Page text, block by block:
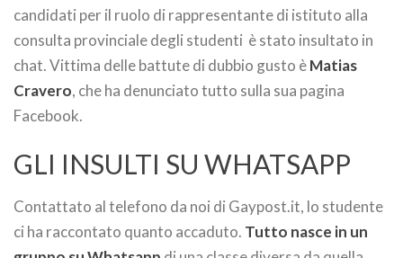
candidati per il ruolo di rappresentante di istituto alla
consulta provinciale degli studenti è stato insultato in
chat. Vittima delle battute di dubbio gusto èMatias
Cravero, che ha denunciato tutto sulla sua pagina
Facebook.
GLI INSULTI SU WHATSAPP
Contattato al telefono da noi di Gaypost.it, lo studente
ci ha raccontato quanto accaduto. Tutto nasce in un